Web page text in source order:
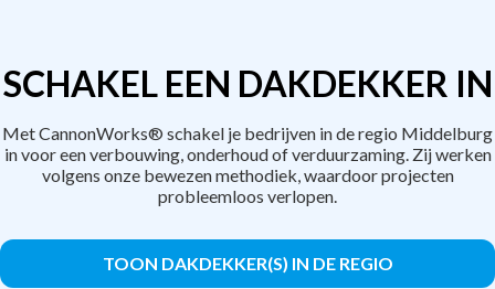
SCHAKEL EEN DAKDEKKER IN
Met CannonWorks® schakel je bedrijven in de regio Middelburg
in voor een verbouwing, onderhoud of verduurzaming. Zij werken
volgens onze bewezen methodiek, waardoor projecten
probleemloos verlopen.
TOON DAKDEKKER(S) IN DE REGIO